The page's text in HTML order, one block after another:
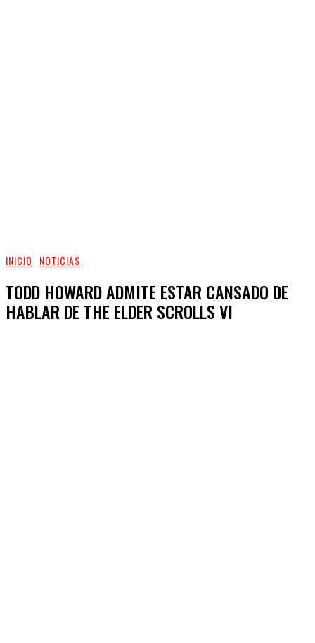
INICIO NOTICIAS
TODD HOWARD ADMITE ESTAR CANSADO DE
HABLAR DE THE ELDER SCROLLS VI